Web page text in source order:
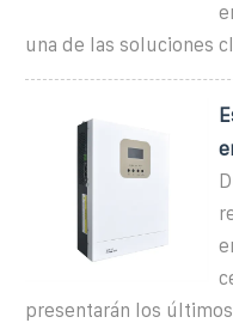
una de las soluciones
presentarán los